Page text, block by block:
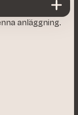
anläggning.